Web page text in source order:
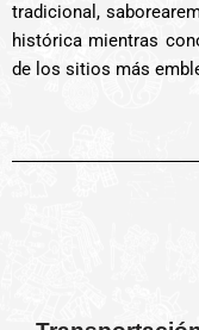
tradicional,
histórica mientras
de los sitios más